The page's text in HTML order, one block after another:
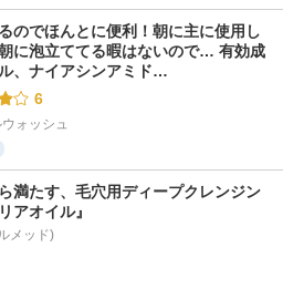
のでほんとに便利！朝に主に使用し
に泡立ててる暇はないので… 有効成
、ナイアシンアミド…
6
ォッシュ
満たす、毛穴用ディープクレンジン
アオイル』